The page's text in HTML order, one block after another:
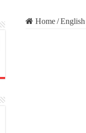
Home/English